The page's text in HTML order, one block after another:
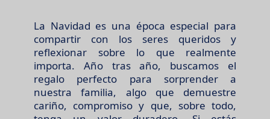
La Navidad es una época especial para
compartir con los seres queridos y
reflexionar sobre lo que realmente
importa. Año tras año, buscamos el
regalo perfecto para sorprender a
nuestra familia, algo que demuestre
cariño, compromiso y que, sobre todo,